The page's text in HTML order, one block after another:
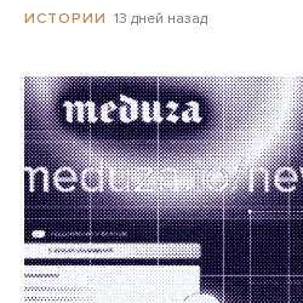
ИСТОРИИ 13 дней назад